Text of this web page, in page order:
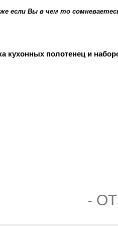
если Вы в чем то
кухонных полотенец и
-